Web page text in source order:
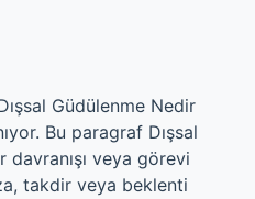
Güdülenme Nedir
Bu paragraf Dışsal
veya görevi
takdir veya beklenti